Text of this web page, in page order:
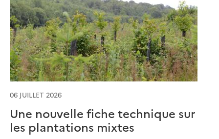
06 JUILLET 2026
Une nouvelle fiche technique sur
les plantations mixtes